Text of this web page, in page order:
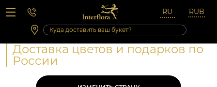
Вопросы-ответы
Сб 10:00 ‐ 14:00
Выходные и праздничные дни
Доставка цветов и подарков по
России